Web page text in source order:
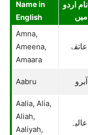
Name in
English
نام اردو
میں
Amna,
Ameena,
Amaara
عاتقۃ
Aabru آبرو
Aalia, Alia,
Aliah,
Aaliyah,
عالیہ